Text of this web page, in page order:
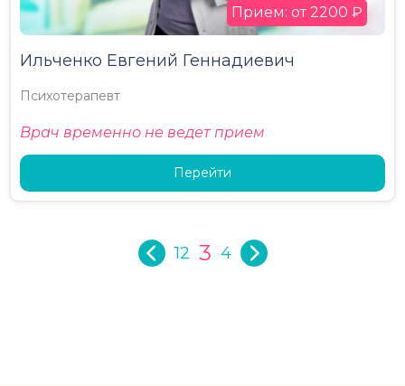
Ильченко Евгений Геннадиевич
Психотерапевт
Врач временно не ведет прием
Прием: от 2200 ₽
Перейти
12 3 4